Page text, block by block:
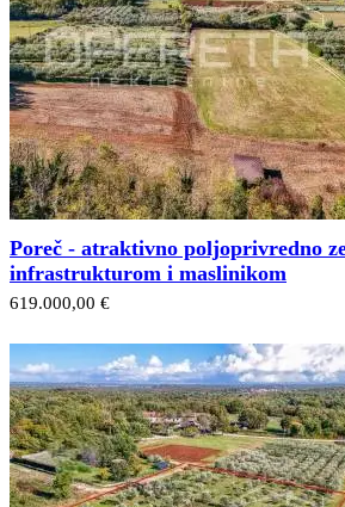
Poreč - atraktivno poljoprivredno
infrastrukturom i maslinikom
619.000,00 €